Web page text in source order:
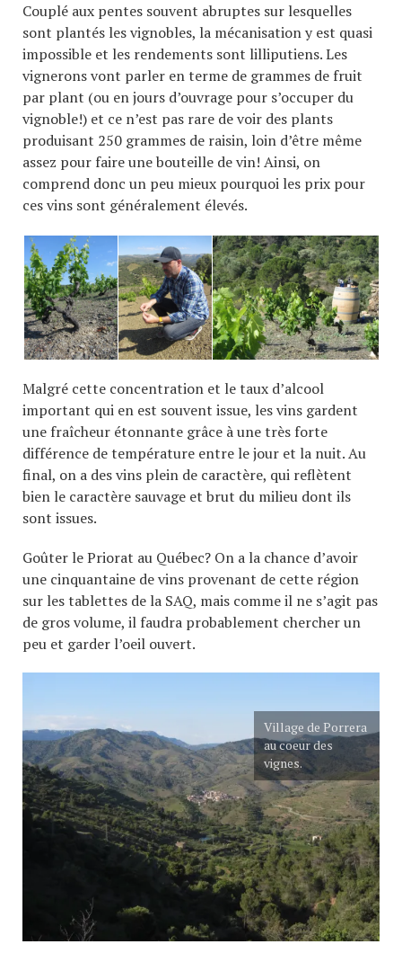
Couplé aux pentes souvent abruptes sur lesquelles
sont plantés les vignobles, la mécanisation y est quasi
impossible et les rendements sont lilliputiens. Les
vignerons vont parler en terme de grammes de fruit
par plant (ou en jours d’ouvrage pour s’occuper du
vignoble!) et ce n’est pas rare de voir des plants
produisant 250 grammes de raisin, loin d’être même
assez pour faire une bouteille de vin! Ainsi, on
comprend donc un peu mieux pourquoi les prix pour
ces vins sont généralement élevés.
Malgré cette concentration et le taux d’alcool
important qui en est souvent issue, les vins gardent
une fraîcheur étonnante grâce à une très forte
différence de température entre le jour et la nuit. Au
final, on a des vins plein de caractère, qui reflètent
bien le caractère sauvage et brut du milieu dont ils
sont issues.
Goûter le Priorat au Québec? On a la chance d’avoir
une cinquantaine de vins provenant de cette région
sur les tablettes de la SAQ, mais comme il ne s’agit pas
de gros volume, il faudra probablement chercher un
peu et garder l’oeil ouvert.
Village de Porrera
au coeur des
vignes.